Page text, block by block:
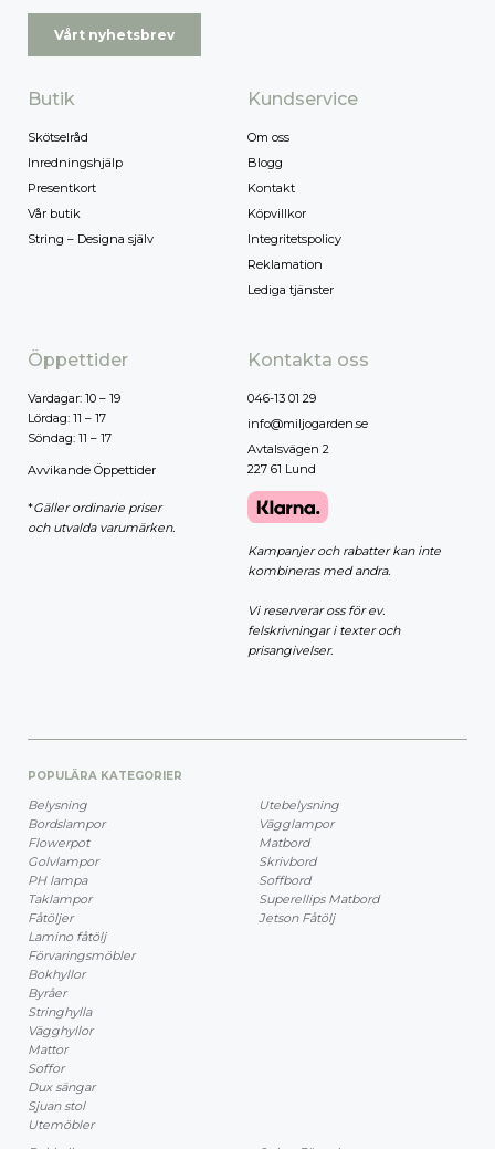
Vårt nyhetsbrev
Butik
Skötselråd
Inredningshjälp
Presentkort
Vår butik
String – Designa själv
Kundservice
Om oss
Blogg
Kontakt
Köpvillkor
Integritetspolicy
Reklamation
Lediga tjänster
Öppettider
Vardagar: 10 – 19
Lördag: 11 – 17
Söndag: 11 – 17
Avvikande Öppettider
*Gäller ordinarie priser
och utvalda varumärken.
Kontakta oss
046-13 01 29
info@miljogarden.se
Avtalsvägen 2
227 61 Lund
Kampanjer och rabatter kan inte
kombineras med andra.
Vi reserverar oss för ev.
felskrivningar i texter och
prisangivelser.
POPULÄRA KATEGORIER
Belysning
Bordslampor
Flowerpot
Golvlampor
PH lampa
Taklampor
Fåtöljer
Lamino fåtölj
Förvaringsmöbler
Bokhyllor
Byråer
Stringhylla
Vägghyllor
Mattor
Soffor
Dux sängar
Sjuan stol
Utemöbler
Utebelysning
Vägglampor
Matbord
Skrivbord
Soffbord
Superellips Matbord
Jetson Fåtölj